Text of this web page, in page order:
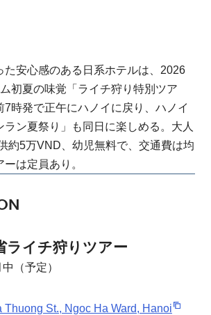
た安心感のある日系ホテルは、2026
初夏の味覚「ライチ狩り特別ツア
7時発で正午にハノイに戻り、ハノイ
ラン夏祭り」も同日に楽しめる。大人
約5万VND、幼児無料で、交通費は均
は定員あり。
ライチ狩りツアー
（予定）
Thuong St., Ngoc Ha Ward, Hanoi